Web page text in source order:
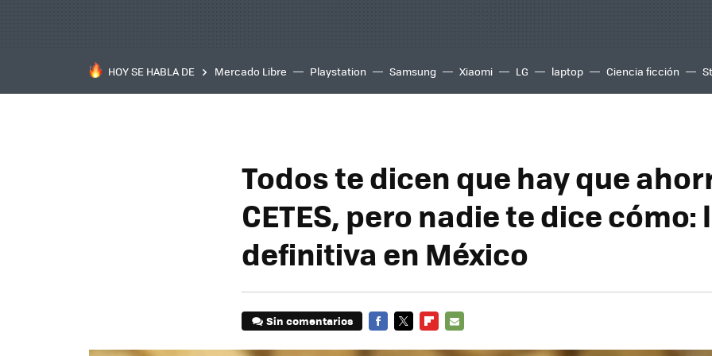
HOY SE HABLA DE Mercado Libre Playstation Samsung Xiaomi LG laptop Ciencia ficción
Todos te dicen que hay que
CETES, pero nadie te dice cómo:
definitiva en México
Sin comentarios